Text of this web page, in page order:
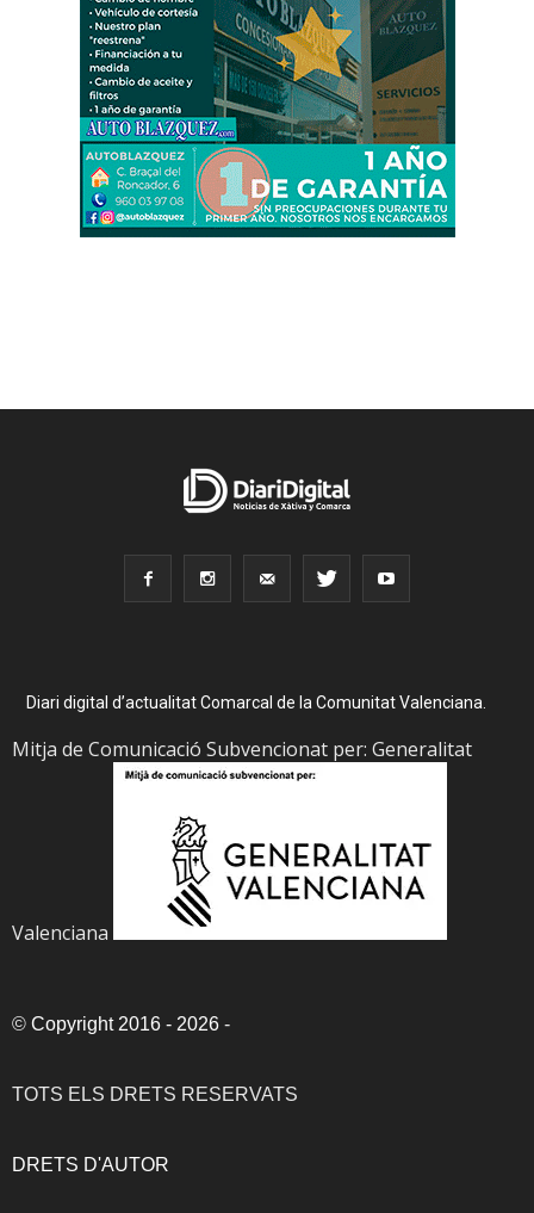
Diari digital d’actualitat Comarcal de la Comunitat Valenciana.
Mitja de Comunicació Subvencionat per: Generalitat
Valenciana
© Copyright 2016 - 2026 -
TOTS ELS DRETS RESERVATS
DRETS D'AUTOR